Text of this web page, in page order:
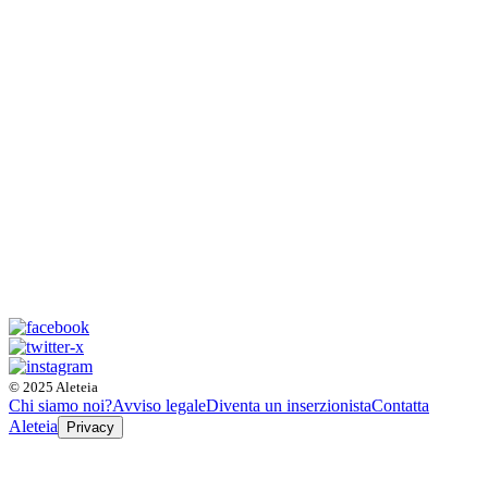
© 2025 Aleteia
Chi siamo noi?Avviso legaleDiventa un inserzionistaContatta
Aleteia
Privacy